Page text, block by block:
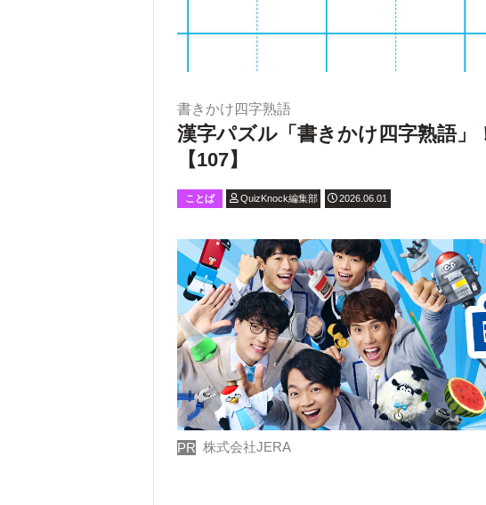
書きかけ四字熟語
漢字パズル「書きかけ四字熟語」
【107】
ことば QuizKnock編集部 2026.06.01
PR 株式会社JERA